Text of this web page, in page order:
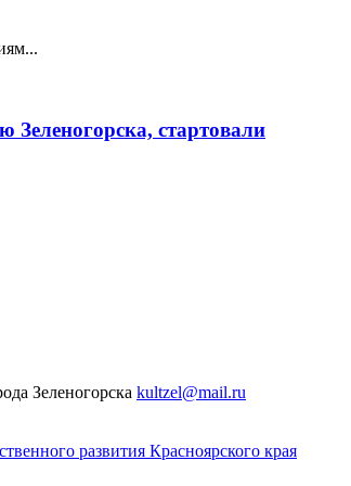
стартовали
Зеленогорска kultzel@mail.ru
развития Красноярского края